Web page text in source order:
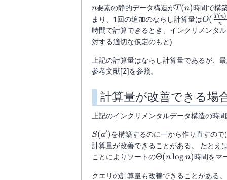
n
n要素の静的データ構造がT(n)
T (n)時間で構
まり、1回の追加のならし計算量は
{n}
O( n
T (n)
時間で計算できるとき、インクリメンタ
対する適切な仮定のもと)
上記の計算量はならし計算量であるが、
参考文献[2]を参照。
計算量が改善できる場
上記のインクリメンタルデータ構造の時
S(a')
S(a′)を構築するのに一から作り直すので
計算量が改善できることがある。 たとえ
ことによりソートの\Theta(n
Θ(nlogn)時間をマ
クエリの計算量も改善できることがある